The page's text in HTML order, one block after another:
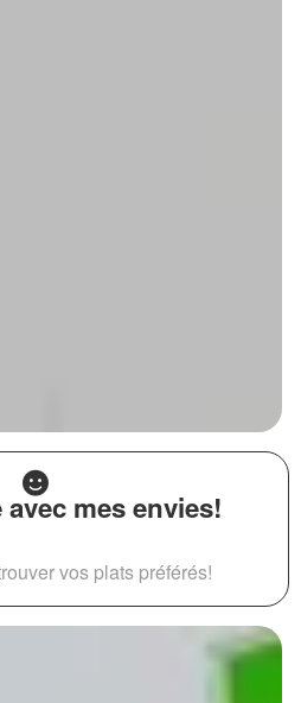
mes envies!
vos plats préférés!